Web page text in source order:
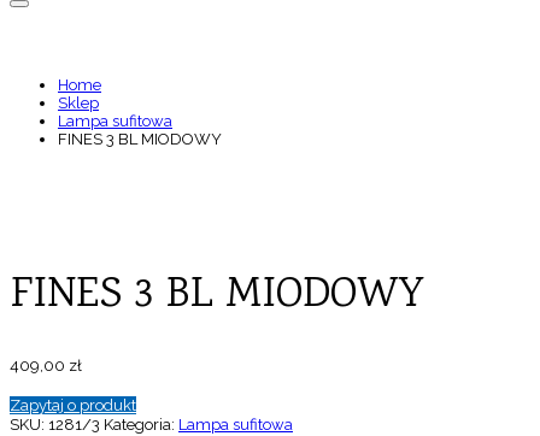
Home
Sklep
Lampa sufitowa
FINES 3 BL MIODOWY
FINES 3 BL MIODOWY
409,00 zł
Zapytaj o produkt
SKU: 1281/3 Kategoria: Lampa sufitowa